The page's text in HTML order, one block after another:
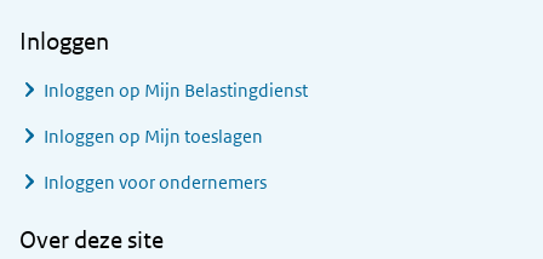
Inloggen
Inloggen op Mijn Belastingdienst
Inloggen op Mijn toeslagen
Inloggen voor ondernemers
Over deze site